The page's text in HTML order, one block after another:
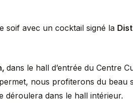
soif avec un cocktail signé la
dans le hall d’entrée du Centre
nous profiterons du beau
déroulera dans le hall intérieur.